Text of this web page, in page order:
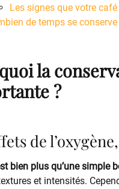
Les signes que votre
de temps se
la
?
de
bien plus qu’une simple
et intensités.